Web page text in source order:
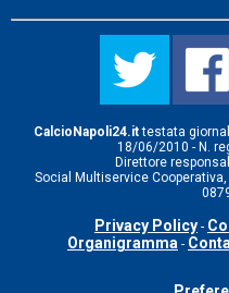
CalcioNapoli24.ittestata
18/06/2010 - N.
Direttore
Social Multiservice Cooperativa,
Privacy Policy -
Organigramma -